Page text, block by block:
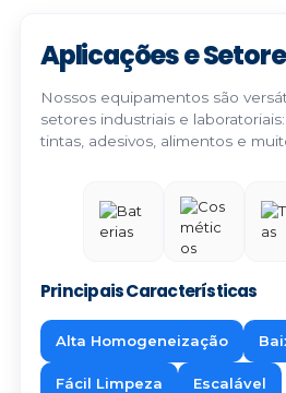
Aplicações e
Nossos equipamentos são
setores industriais e
tintas, adesivos, alimentos e
Principais Características
Alta Homogeneização
Fácil Limpeza Escalável